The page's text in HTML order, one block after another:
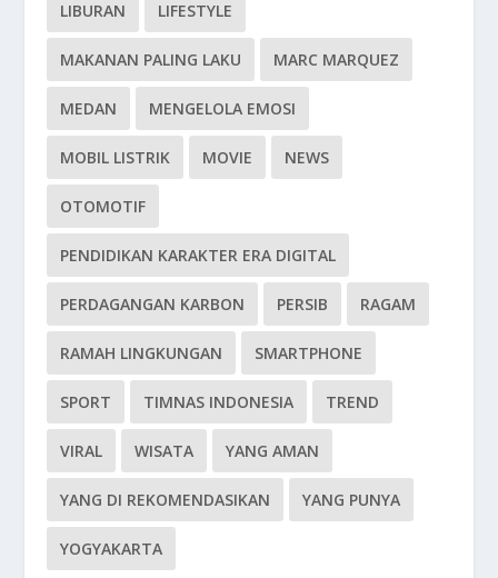
LIBURAN LIFESTYLE
MAKANAN PALING LAKU MARC MARQUEZ
MEDAN MENGELOLA EMOSI
MOBIL LISTRIK MOVIE NEWS
OTOMOTIF
PENDIDIKAN KARAKTER ERA DIGITAL
PERDAGANGAN KARBON PERSIB RAGAM
RAMAH LINGKUNGAN SMARTPHONE
SPORT TIMNAS INDONESIA TREND
VIRAL WISATA YANG AMAN
YANG DI REKOMENDASIKAN YANG PUNYA
YOGYAKARTA